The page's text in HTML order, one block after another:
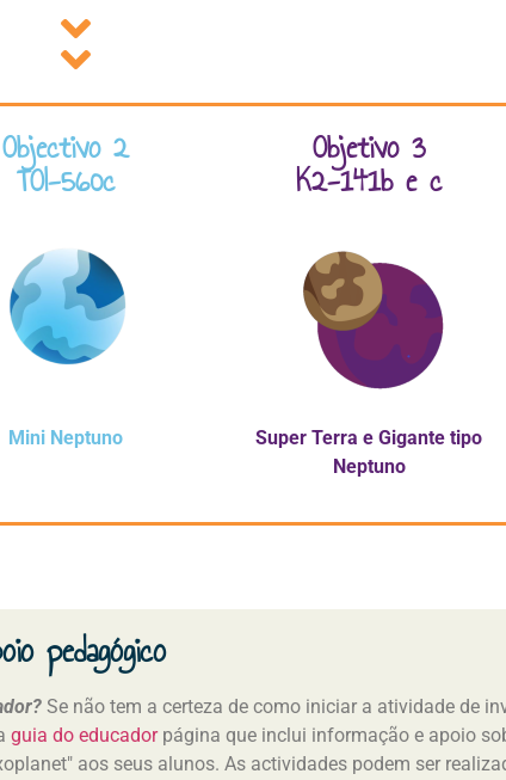
Objectivo 2
TOI-560c
Mini Neptuno
Objetivo 3
K2-141b e c
Super Terra e Gigante tipo
Neptuno
pedagógico
Se não tem a certeza de como iniciar a atividade de
guia do educadorpágina que inclui informação e apoio
aos seus alunos. As actividades podem ser